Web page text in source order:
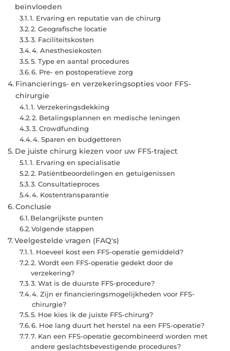
beïnvloeden
1. Ervaring en reputatie van de chirurg
2. Geografische locatie
3. Faciliteitskosten
4. Anesthesiekosten
5. Type en aantal procedures
6. Pre- en postoperatieve zorg
Financierings- en verzekeringsopties voor FFS-
chirurgie
1. Verzekeringsdekking
2. Betalingsplannen en medische leningen
3. Crowdfunding
4. Sparen en budgetteren
De juiste chirurg kiezen voor uw FFS-traject
1. Ervaring en specialisatie
2. Patiëntbeoordelingen en getuigenissen
3. Consultatieproces
4. Kostentransparantie
Conclusie
Belangrijkste punten
Volgende stappen
Veelgestelde vragen (FAQ's)
1. Hoeveel kost een FFS-operatie gemiddeld?
2. Wordt een FFS-operatie gedekt door de
verzekering?
3. Wat is de duurste FFS-procedure?
4. Zijn er financieringsmogelijkheden voor FFS-
chirurgie?
5. Hoe kies ik de juiste FFS-chirurg?
6. Hoe lang duurt het herstel na een FFS-operatie?
7. Kan een FFS-operatie gecombineerd worden met
andere geslachtsbevestigende procedures?